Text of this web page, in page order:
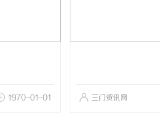
1970-01-01 三门资讯网